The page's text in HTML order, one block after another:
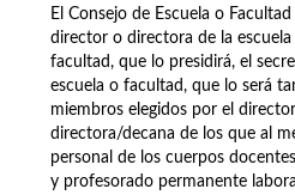
El Consejo de Escuela o
director o directora de la
facultad, que lo presidirá, el
escuela o facultad, que lo será
miembros elegidos por el
directora/decana de los que al
personal de los cuerpos
y profesorado permanente